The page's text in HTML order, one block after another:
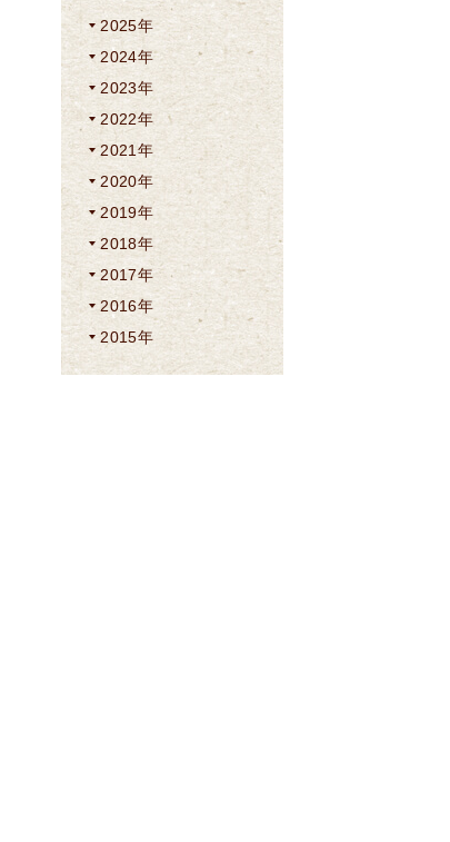
2025年
2024年
2023年
2022年
2021年
2020年
2019年
2018年
2017年
2016年
2015年